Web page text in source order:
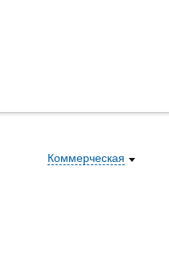
Коммерческая